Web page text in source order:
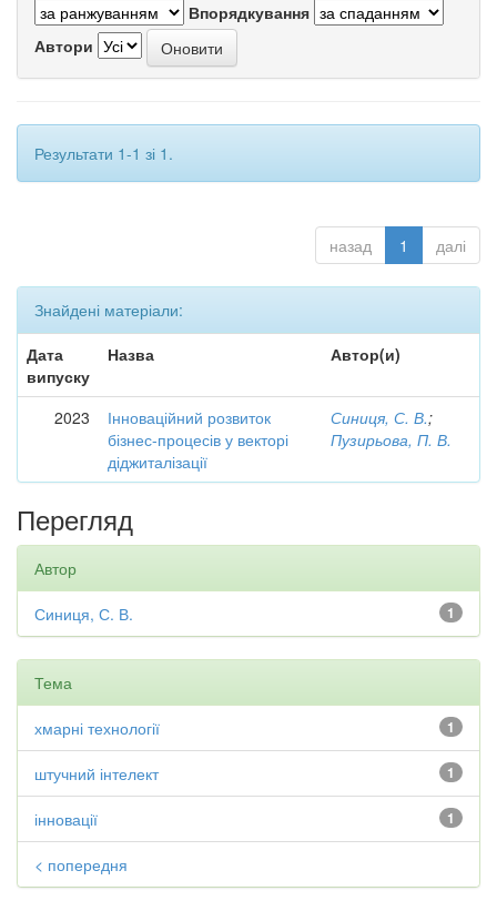
Впорядкування
Автори
Результати 1-1 зі 1.
назад 1 далі
Знайдені матеріали:
Дата
випуску
Назва Автор(и)
2023
Інноваційний розвиток
бізнес-процесів у векторі
діджиталізації
Синиця, С. В.;
Пузирьова, П. В.
Перегляд
Автор
1
Синиця, С. В.
Тема
1
хмарні технології
1
штучний інтелект
1
інновації
< попередня